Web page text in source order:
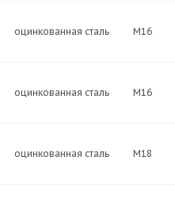
оцинкованная сталь М16
оцинкованная сталь М16
оцинкованная сталь М18